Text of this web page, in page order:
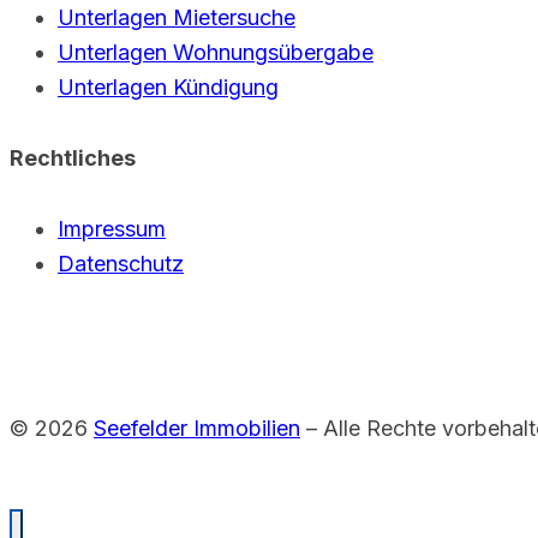
Unterlagen Mietersuche
Unterlagen Wohnungsübergabe
Unterlagen Kündigung
Rechtliches
Impressum
Datenschutz
© 2026 Seefelder Immobilien – Alle Rechte